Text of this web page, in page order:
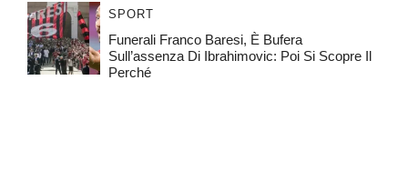
SPORT
Funerali Franco Baresi, È Bufera
Sull’assenza Di Ibrahimovic: Poi Si Scopre Il
Perché